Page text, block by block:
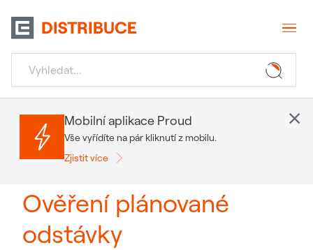
Ověření plánované
odstávky
Mobilní aplikace Proud
Vše vyřídíte na pár kliknutí z mobilu.
Zjistit více
×